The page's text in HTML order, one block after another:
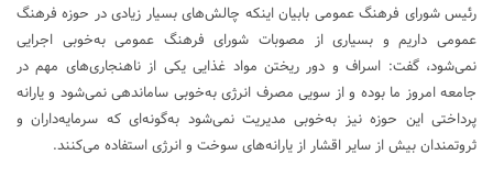
رئیس شورای فرهنگ عمومی بابیان اینکه چالش‌های بسیار زیادی در حوزه فرهنگ
عمومی داریم و بسیاری از مصوبات شورای فرهنگ عمومی به‌خوبی اجرایی
نمی‌شود، گفت: اسراف و دور ریختن مواد غذایی یکی از ناهنجاری‌های مهم در
جامعه امروز ما بوده و از سویی مصرف انرژی به‌خوبی ساماندهی نمی‌شود و یارانه
پرداختی این حوزه نیز به‌خوبی مدیریت نمی‌شود به‌گونه‌ای که سرمایه‌داران و
ثروتمندان بیش از سایر اقشار از یارانه‌های سوخت و انرژی استفاده می‌کنند.